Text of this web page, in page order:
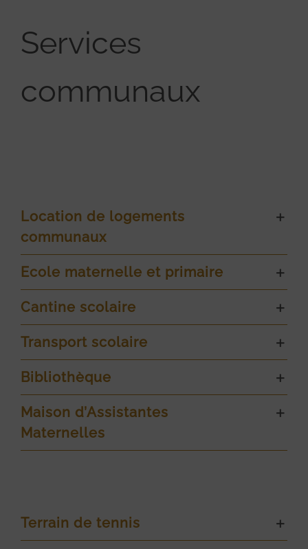
Services
communaux
Location de logements
communaux
Ecole maternelle et primaire
Cantine scolaire
Transport scolaire
Bibliothèque
Maison d’Assistantes
Maternelles
Terrain de tennis